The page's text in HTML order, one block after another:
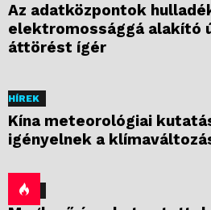
Az adatközpontok
elektromossággá alakító
áttörést ígér
HÍREK
Kína meteorológiai
igényelnek a
HÍREK